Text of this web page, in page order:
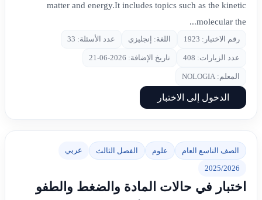
matter and energy.It includes topics such as the kinetic
molecular the...
رقم الاختبار: 1923 اللغة: إنجليزي عدد الأسئلة: 33
عدد الزيارات: 408 تاريخ الإضافة: 2026-06-21
المعلم: NOLOGIA
الدخول إلى الاختبار
الصف التاسع العام علوم الفصل الثالث عربي
2025/2026
اختبار في حالات المادة والضغط والطفو